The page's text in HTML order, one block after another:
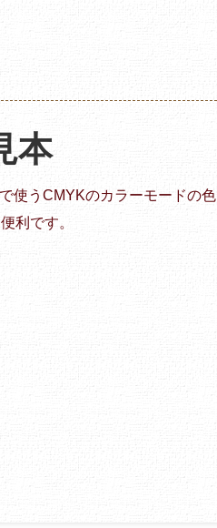
本
使うCMYKのカラーモードの色
利です。